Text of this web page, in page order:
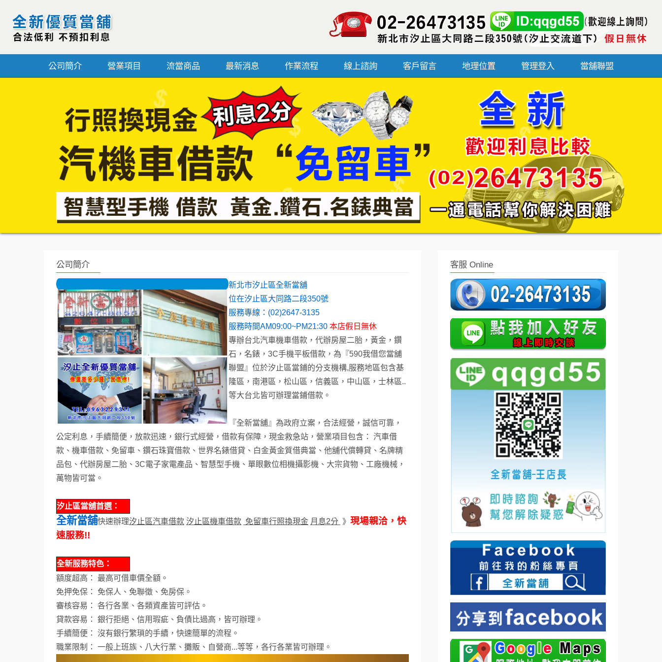
公司簡介 營業項目 流當商品 最新消息 作業流程 線上諮詢 客戶留言 地理位置 管理登入 當舖聯盟
公司簡介
新北市汐止區全新當舖
位在汐止區大同路二段350號
服務專線：(02)2647-3135
服務時間AM09:00~PM21:30 本店假日無休
專辦台北汽車機車借款，代辦房屋二胎，黃金，鑽
石，名錶，3C手機平板借款，為『590我借您當舖
聯盟 』位於汐止區當鋪的分支機構,服務地區包含基
隆區，南港區，松山區，信義區，中山區，士林區..
等大台北皆可辦理當鋪借款。
『全新當舖』為政府立案，合法經營，誠信可靠，
公定利息，手續簡便，放款迅速，銀行式經營，借款有保障，現金救急站，營業項目包含： 汽車借
款、機車借款、免留車 、鑽石珠寶借款、世界名錶借貸、白金黃金質借典當、他舖代償轉貸、名牌精
品包、代辦房屋二胎、3C電子家電產品、智慧型手機、單眼數位相機攝影機、大宗貨物、工廠機械，
萬物皆可當。
汐止區當舖首選：
全新當舖快速辦理汐止區汽車借款 汐止區機車借款 免留車行照換現金 月息2分 》 現場親洽，快
速服務!!
全新服務特色：
額度超高： 最高可借車價全額。
免押免保： 免保人、免聯徵、免房保。
審核容易： 各行各業、各類資產皆可評估。
貸款容易： 銀行拒絕、信用瑕疵、負債比過高，皆可辦理。
手續簡便： 沒有銀行繁瑣的手續，快速簡單的流程。
職業限制： 一般上班族、八大行業、攤販、自營商...等等，各行各業皆可辦理。
客服 Online